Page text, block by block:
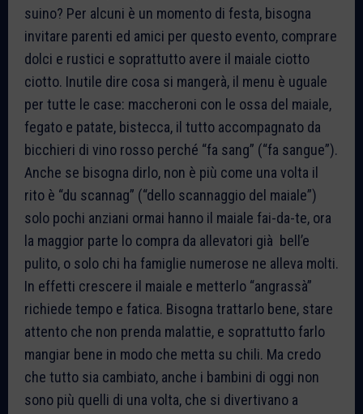
suino? Per alcuni è un momento di festa, bisogna
invitare parenti ed amici per questo evento, comprare
dolci e rustici e soprattutto avere il maiale ciotto
ciotto. Inutile dire cosa si mangerà, il menu è uguale
per tutte le case: maccheroni con le ossa del maiale,
fegato e patate, bistecca, il tutto accompagnato da
bicchieri di vino rosso perché “fa sang” (“fa sangue”).
Anche se bisogna dirlo, non è più come una volta il
rito è “du scannag” (“dello scannaggio del maiale”)
solo pochi anziani ormai hanno il maiale fai-da-te, ora
la maggior parte lo compra da allevatori già bell’e
pulito, o solo chi ha famiglie numerose ne alleva molti.
In effetti crescere il maiale e metterlo “angrassà”
richiede tempo e fatica. Bisogna trattarlo bene, stare
attento che non prenda malattie, e soprattutto farlo
mangiar bene in modo che metta su chili. Ma credo
che tutto sia cambiato, anche i bambini di oggi non
sono più quelli di una volta, che si divertivano a